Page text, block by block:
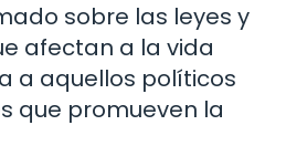
sobre las leyes y
afectan a la vida
a aquellos políticos
que promueven la